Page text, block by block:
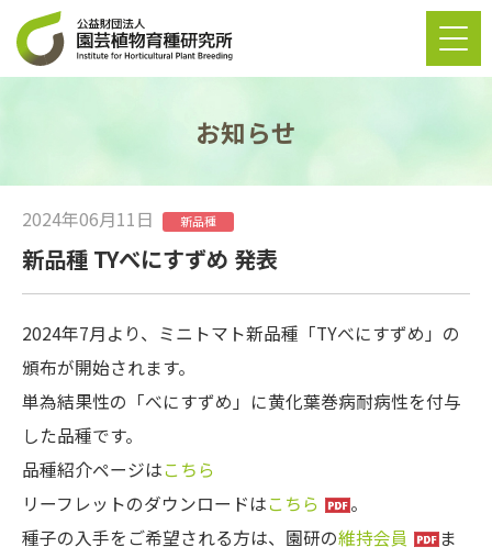
お知らせ
2024年06月11日 新品種
新品種 TYべにすずめ 発表
2024年7月より、ミニトマト新品種「TYべにすずめ」の
頒布が開始されます。
単為結果性の「べにすずめ」に黄化葉巻病耐病性を付与
した品種です。
品種紹介ページはこちら
リーフレットのダウンロードはこちら
。
種子の入手をご希望される方は、園研の維持会員
ま